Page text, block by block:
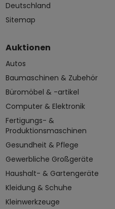
Deutschland
Sitemap
Auktionen
Autos
Baumaschinen & Zubehör
Büromöbel & -artikel
Computer & Elektronik
Fertigungs- &
Produktionsmaschinen
Gesundheit & Pflege
Gewerbliche Großgeräte
Haushalt- & Gartengeräte
Kleidung & Schuhe
Kleinwerkzeuge